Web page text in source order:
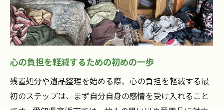
心の負担を軽減するための初めの一歩
残置処分や遺品整理を始める際、心の負担を軽減する最
初のステップは、まず自分自身の感情を受け入れること